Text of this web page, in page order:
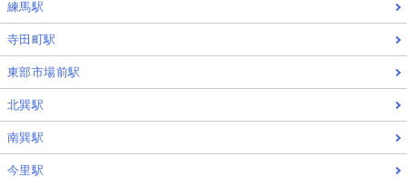
練馬駅
寺田町駅
東部市場前駅
北巽駅
南巽駅
今里駅